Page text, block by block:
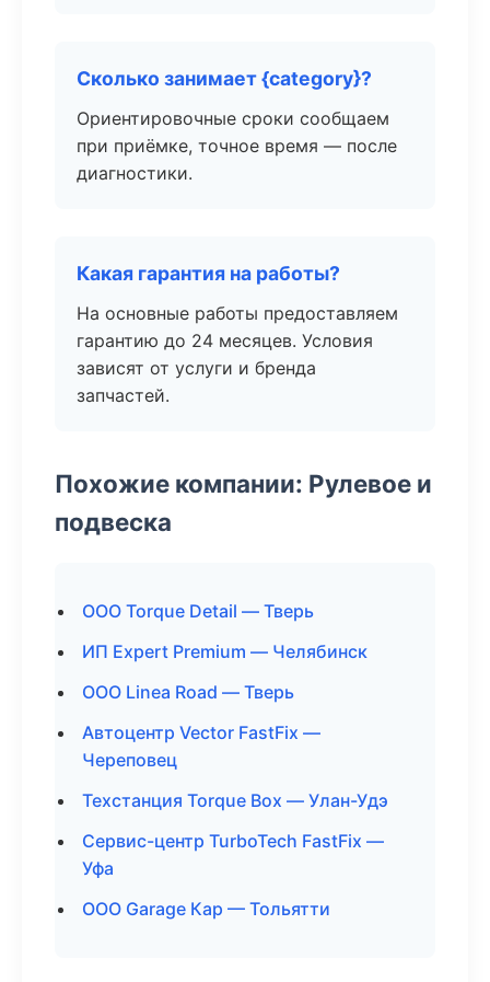
Сколько занимает {category}?
Ориентировочные сроки сообщаем
при приёмке, точное время — после
диагностики.
Какая гарантия на работы?
На основные работы предоставляем
гарантию до 24 месяцев. Условия
зависят от услуги и бренда
запчастей.
Похожие компании: Рулевое и
подвеска
ООО Torque Detail — Тверь
ИП Expert Premium — Челябинск
ООО Linea Road — Тверь
Автоцентр Vector FastFix —
Череповец
Техстанция Torque Box — Улан-Удэ
Сервис-центр TurboTech FastFix —
Уфа
ООО Garage Кар — Тольятти